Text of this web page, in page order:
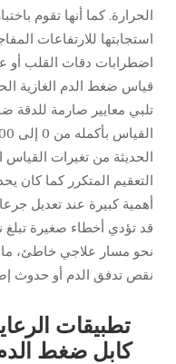
الحرارة. كما أنها تقوم
استجابتها للارتفاعات
اضطرابات دقات القلب أو
قياس ضغط الدم الغازية
الحديثة من تغيرات القياس
التعقيم المتكرر كما كان
أهمية كبيرة عند تعديل
نحو مسار علاجي خاطئ،
نقص تدفق الدم أو حدوث
تطبيقات
كابل ضغط